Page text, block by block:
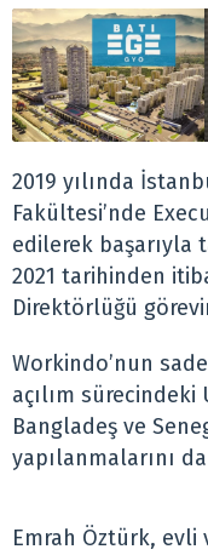
2019 yılında
Fakültesi’nde
edilerek başarıyla
2021 tarihinden
Direktörlüğü
Workindo’nun
açılım sürecindeki
Bangladeş ve
yapılanmalarını
Emrah Öztürk, evli